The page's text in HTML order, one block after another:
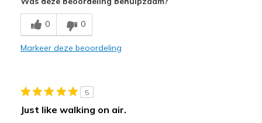
Comfortable
Beste toepassingen
Casual Wear
View On Shoes
Shoes are for Wearing
0 0
Markeer deze beoordeling
5
Just like walking on air.